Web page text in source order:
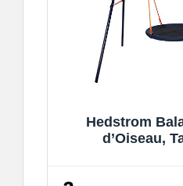
Hedstrom
d’Oiseau,